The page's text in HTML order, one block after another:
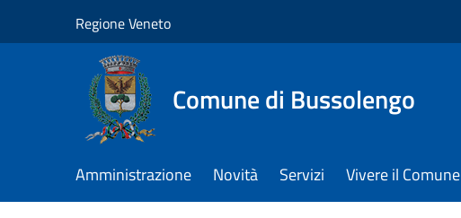
Regione Veneto
Comune di Bussolengo
Amministrazione Novità Servizi Vivere il Comune